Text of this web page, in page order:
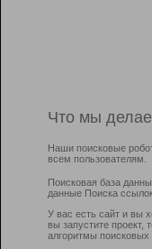
Что мы
Наши поисковые
всем пользователям.
Поисковая база
данные Поиска
У вас есть сайт и вы
вы запустите проект,
алгоритмы